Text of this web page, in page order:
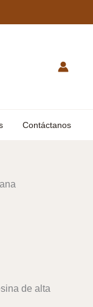
Contáctanos
de alta